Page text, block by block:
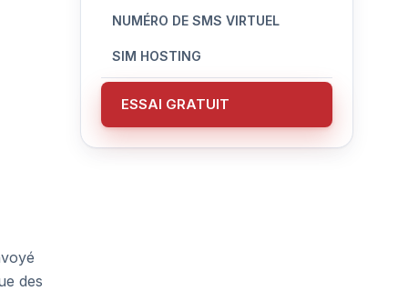
des
NUMÉRO DE SMS VIRTUEL
SIM HOSTING
ESSAI GRATUIT